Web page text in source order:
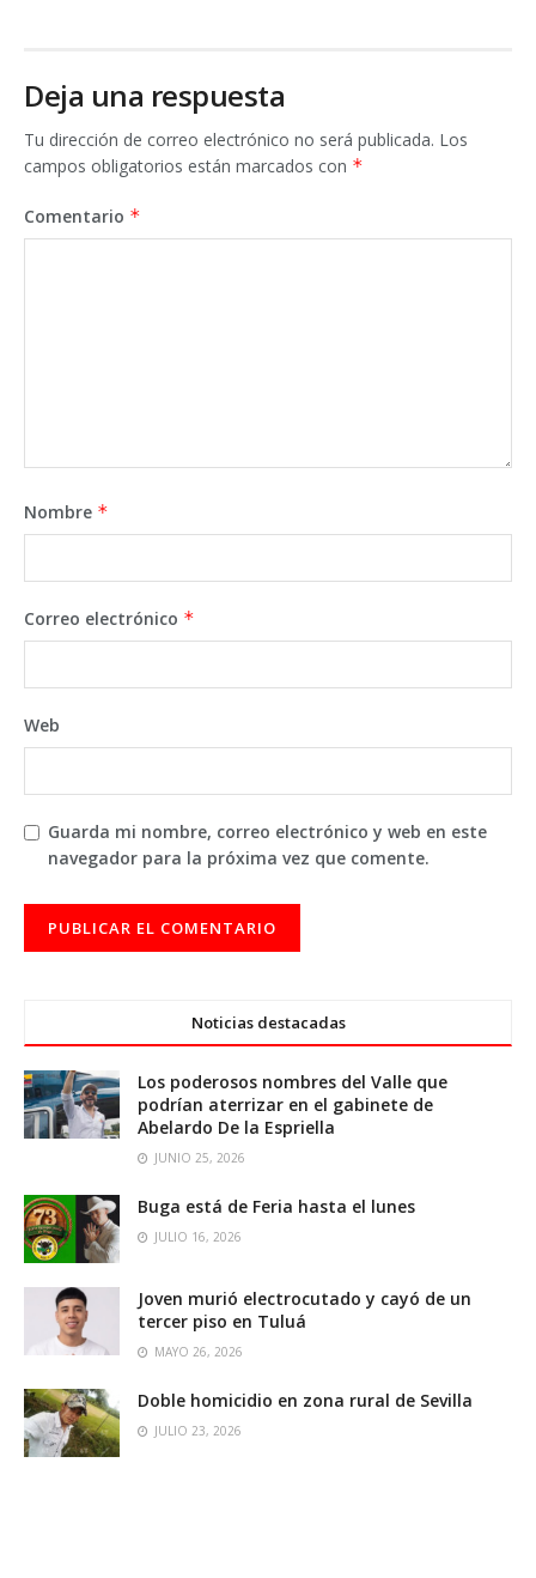
Deja una respuesta
Tu dirección de correo electrónico no será publicada. Los
campos obligatorios están marcados con *
Comentario *
Nombre *
Correo electrónico *
Web
Guarda mi nombre, correo electrónico y web en este
navegador para la próxima vez que comente.
Noticias destacadas
Los poderosos nombres del Valle que
podrían aterrizar en el gabinete de
Abelardo De la Espriella
JUNIO 25, 2026
Buga está de Feria hasta el lunes
JULIO 16, 2026
Joven murió electrocutado y cayó de un
tercer piso en Tuluá
MAYO 26, 2026
Doble homicidio en zona rural de Sevilla
JULIO 23, 2026